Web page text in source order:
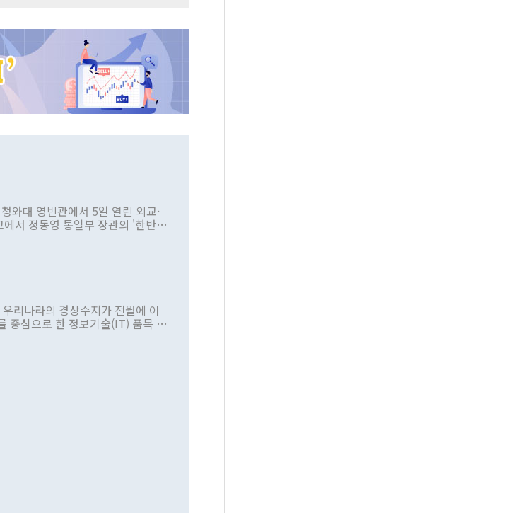
와대 영빈관에서 5일 열린 외교·
서 정동영 통일부 장관의 '한반도
안을 정책으로 추진하겠다고 공
는 비판을 내놨다. 그동안 정 장
적은 여러 번 있지만 대통령과 유
표명한 것은 이례적이다. 정 장
야 한다는 목소리도 높아지고 있
간 선(先)비핵화만 되뇌는 것은
선을 다할 것"이라고 말했다. 하
리나라의 경상수지가 전월에 이
중심으로 한 정보기술(IT) 품목 수
섰다. 상품수입은 644억8000만
는 282.7% 증가했다. IT 품목
석유제품(47.5%) ▲화공품